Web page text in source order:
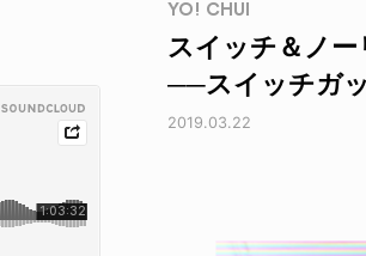
YO! CHUI
スイッチ＆ノ
──スイッチガ
2019.03.22